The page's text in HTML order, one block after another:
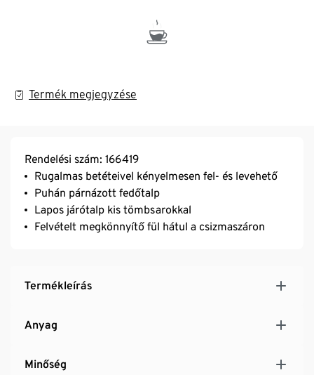
Termék megjegyzése
Rendelési szám: 166419
Rugalmas betéteivel kényelmesen fel- és levehető
Puhán párnázott fedőtalp
Lapos járótalp kis tömbsarokkal
Felvételt megkönnyítő fül hátul a csizmaszáron
Termékleírás
Anyag
Minőség